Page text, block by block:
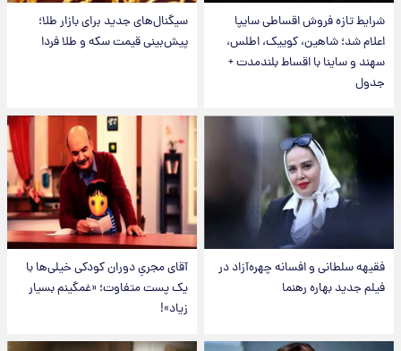
شرایط تازه فروش اقساطی سایپا
اعلام شد؛ شاهین، کوییک، اطلس،
سهند و ساینا با اقساط بلندمدت +
جدول
سیگنال‌های جدید برای بازار طلا؛
پیش‌بینی قیمت سکه و طلا فردا
فقیهه سلطانی و افسانه چهره‌آزاد در
فیلم جدید بهاره رهنما
آقای مجریِ دوران کودکی خیلی‌ها با
یک پست متفاوت؛ «غمگینم بسیار
زیاد»!